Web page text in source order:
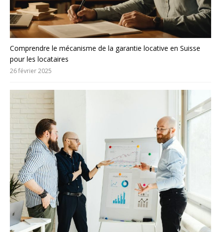
Comprendre le mécanisme de la garantie locative en Suisse
pour les locataires
26 février 2025